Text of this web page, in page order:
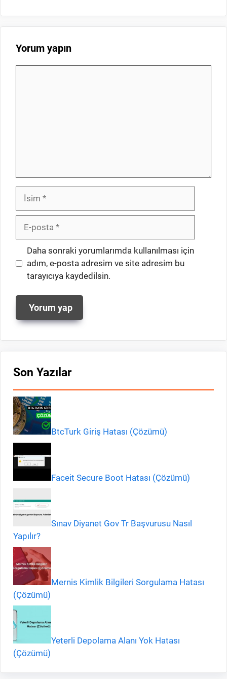
Yorum yapın
İsim
posta
İnternet
sitesi
Daha sonraki yorumlarımda kullanılması için
adım, e-posta adresim ve site adresim bu
tarayıcıya kaydedilsin.
Son Yazılar
BtcTurk Giriş Hatası (Çözümü)
Faceit Secure Boot Hatası (Çözümü)
Sınav Diyanet Gov Tr Başvurusu Nasıl
Yapılır?
Mernis Kimlik Bilgileri Sorgulama Hatası
(Çözümü)
Yeterli Depolama Alanı Yok Hatası
(Çözümü)